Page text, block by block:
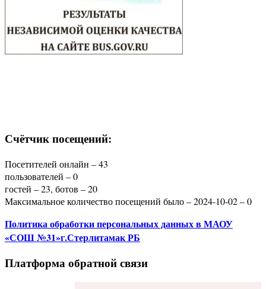
Счётчик посещений:
Посетителей онлайн – 43
пользователей – 0
гостей – 23, ботов – 20
Максимальное количество посещений было – 2024-10-02 – 0
Политика обработки персональных данныхв МАОУ
«СОШ №31»г.Стерлитамак РБ
Платформа обратной связи